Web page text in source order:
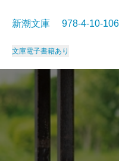
新潮文庫 978-4-10-
文庫電子書籍あり